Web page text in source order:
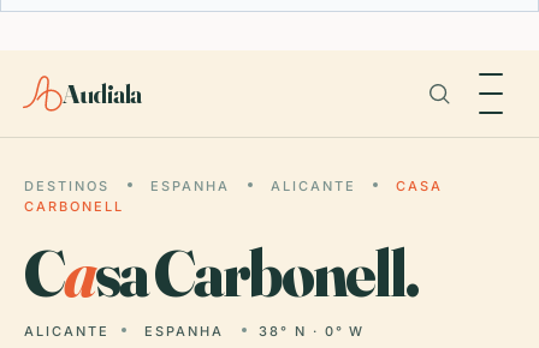
Audiala
DESTINOS ESPANHA ALICANTE
CASA
CARBONELL
Casa Carbonell.
ALICANTE ESPANHA 38° N · 0° W